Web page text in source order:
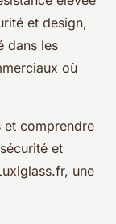
et design,
dans les
où
et comprendre
et
une